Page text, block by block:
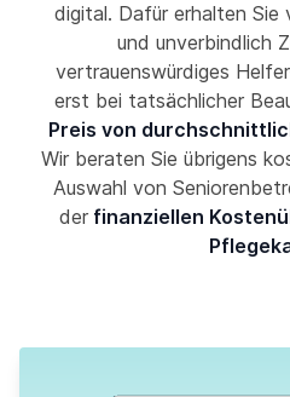
digital. Dafür erhalten Sie
und unverbindlich
vertrauenswürdiges
erst bei tatsächlicher
Preis von
Wir beraten Sie übrigens
Auswahl von
der finanziellen